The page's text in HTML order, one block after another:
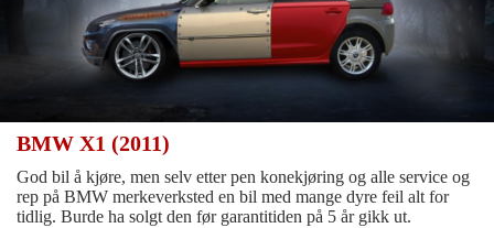
BMW X1 (2011)
God bil å kjøre, men selv etter pen konekjøring og alle service og
rep på BMW merkeverksted en bil med mange dyre feil alt for
tidlig. Burde ha solgt den før garantitiden på 5 år gikk ut.